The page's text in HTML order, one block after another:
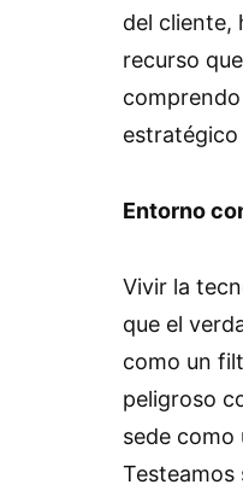
del cliente,
recurso
estratégico
Entorno
Vivir la
que el
como un
peligroso
sede como
Testeamos